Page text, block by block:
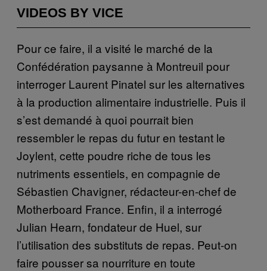
VIDEOS BY VICE
Pour ce faire, il a visité le marché de la
Confédération paysanne à Montreuil pour
interroger Laurent Pinatel sur les alternatives
à la production alimentaire industrielle. Puis il
s’est demandé à quoi pourrait bien
ressembler le repas du futur en testant le
Joylent, cette poudre riche de tous les
nutriments essentiels, en compagnie de
Sébastien Chavigner, rédacteur-en-chef de
Motherboard France. Enfin, il a interrogé
Julian Hearn, fondateur de Huel, sur
l’utilisation des substituts de repas. Peut-on
faire pousser sa nourriture en toute